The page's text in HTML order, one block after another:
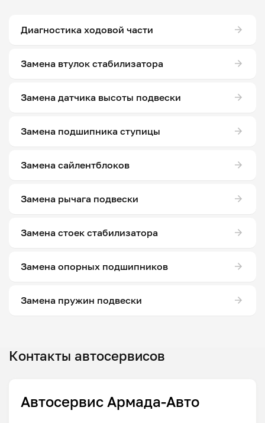
Диагностика ходовой части
Замена втулок стабилизатора
Замена датчика высоты подвески
Замена подшипника ступицы
Замена сайлентблоков
Замена рычага подвески
Замена стоек стабилизатора
Замена опорных подшипников
Замена пружин подвески
Контакты автосервисов
Автосервис Армада-Авто